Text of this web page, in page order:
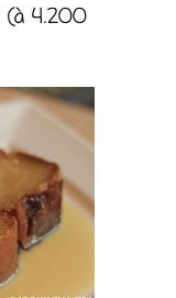
(à 4.200